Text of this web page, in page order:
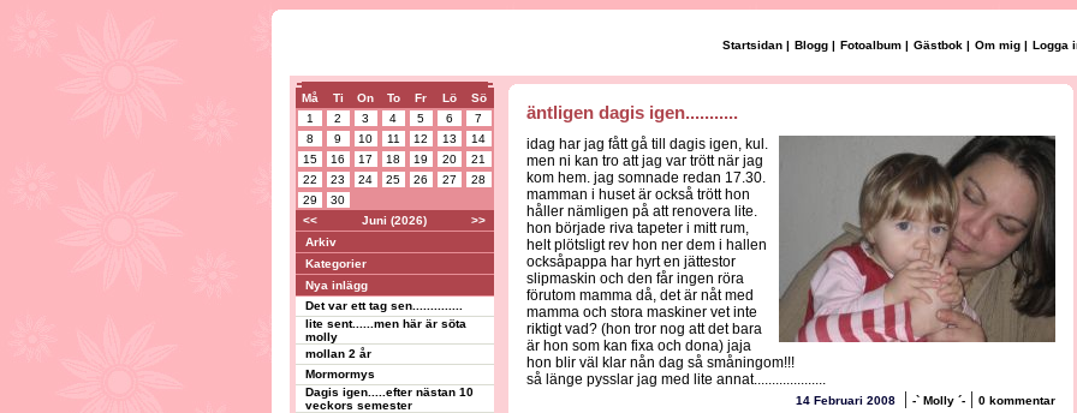
Startsidan | Blogg | Fotoalbum | Gästbok | Om mig | Logga
Må Ti On To Fr Lö
Sö
1
2 3 4 5 6
7
8
9 10 11 12 13
14
15
16 17 18 19 20
21
22
23 24 25 26 27
28
29
30
<<
Juni (2026)
>>
Arkiv
Kategorier
Nya inlägg
Det var ett tag sen..............
lite sent......men här är söta
molly
mollan 2 år
Mormormys
Dagis igen.....efter nästan 10
veckors semester
äntligen dagis igen...........
idag har jag fått gå till dagis igen, kul.
men ni kan tro att jag var trött när jag
kom hem. jag somnade redan 17.30.
mamman i huset är också trött hon
håller nämligen på att renovera lite.
hon började riva tapeter i mitt rum,
helt plötsligt rev hon ner dem i hallen
ocksåpappa har hyrt en jättestor
slipmaskin och den får ingen röra
förutom mamma då, det är nåt med
mamma och stora maskiner vet inte
riktigt vad? (hon tror nog att det bara
är hon som kan fixa och dona) jaja
hon blir väl klar nån dag så småningom!!!
så länge pysslar jag med lite annat....................
14 Februari 2008 | -` Molly ´- | 0 kommentar